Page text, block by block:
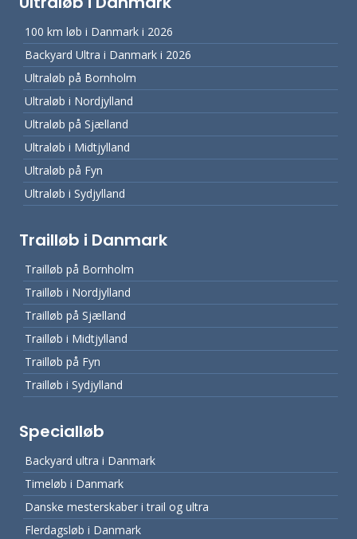
100 km løb i Danmark i 2026
Backyard Ultra i Danmark i 2026
Ultraløb på Bornholm
Ultraløb i Nordjylland
Ultraløb på Sjælland
Ultraløb i Midtjylland
Ultraløb på Fyn
Ultraløb i Sydjylland
Trailløb i Danmark
Trailløb på Bornholm
Trailløb i Nordjylland
Trailløb på Sjælland
Trailløb i Midtjylland
Trailløb på Fyn
Trailløb i Sydjylland
Specialløb
Backyard ultra i Danmark
Timeløb i Danmark
Danske mesterskaber i trail og ultra
Flerdagsløb i Danmark